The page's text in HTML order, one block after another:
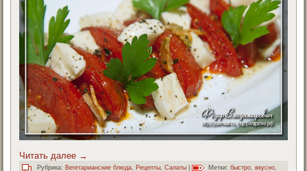
Читать далее →
Рубрика: Вегетарианские блюда, Рецепты,Салаты Метки: быстро,вкусно,